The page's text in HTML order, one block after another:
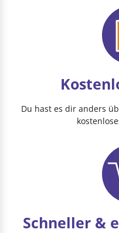
Du hast es dir anders
Schneller &